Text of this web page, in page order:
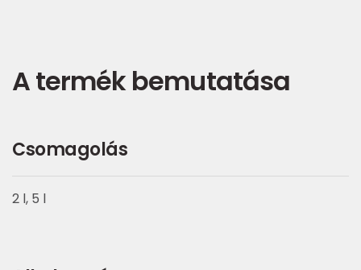
A termék bemutatása
Csomagolás
2 l, 5 l